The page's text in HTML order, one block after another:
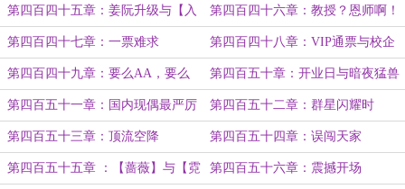
第四百四十五章：姜阮升级与【入
梦卡】
第四百四十六章：教授？恩师啊！
第四百四十七章：一票难求 第四百四十八章：VIP通票与校企
共建
第四百四十九章：要么AA，要么
AB
第四百五十章：开业日与暗夜猛兽
第四百五十一章：国内现偶最严厉
的母亲
第四百五十二章：群星闪耀时
第四百五十三章：顶流空降 第四百五十四章：误闯天家
第四百五十五章 ：【蔷薇】与【霓 第四百五十六章：震撼开场